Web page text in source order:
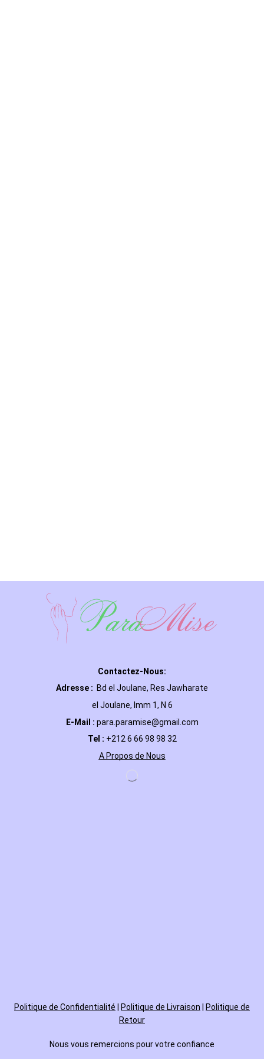
Contactez-Nous:
Adresse : Bd el Joulane, Res Jawharate
el Joulane, Imm 1, N 6
E-Mail : para.paramise@gmail.com
Tel : +212 6 66 98 98 32
A Propos de Nous
Politique de Confidentialité Politique de Livraison
Politique de
Retour
Nous vous remercions pour votre confiance